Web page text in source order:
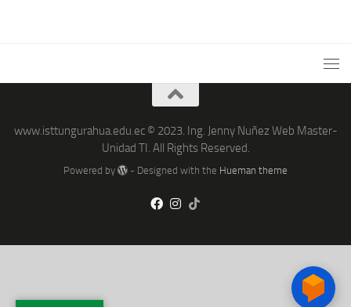
www.isttungurahua.edu.ec © 2023. Ing. Jenny Nuñez Web Master-
Unidad TI. All Rights Reserved.
Powered by - Designed with the Hueman theme